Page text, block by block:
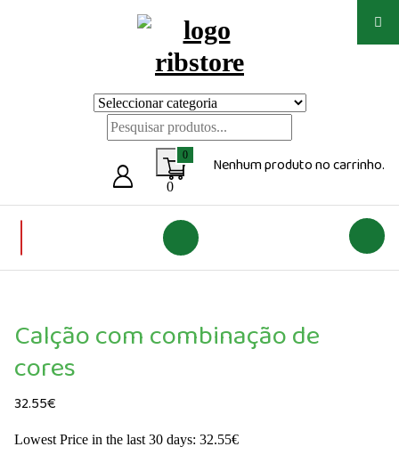
0
0
Nenhum produto no carrinho.
Calção com combinação de
cores
32.55€
Lowest Price in the last 30 days: 32.55€